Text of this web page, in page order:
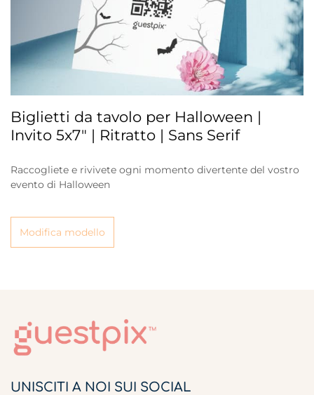
Biglietti da tavolo per Halloween |
Invito 5x7" | Ritratto | Sans Serif
Raccogliete e rivivete ogni momento divertente del vostro
evento di Halloween
Modifica modello
UNISCITI A NOI SUI SOCIAL